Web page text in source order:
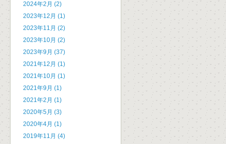
2024年2月 (2)
2023年12月 (1)
2023年11月 (2)
2023年10月 (2)
2023年9月 (37)
2021年12月 (1)
2021年10月 (1)
2021年9月 (1)
2021年2月 (1)
2020年5月 (3)
2020年4月 (1)
2019年11月 (4)